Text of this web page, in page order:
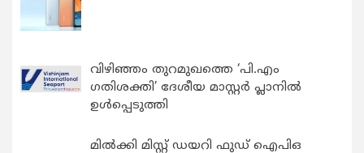
വിഴിഞ്ഞം തുറമുഖത്തെ ‘പി.എം
ഗതിശക്തി’ ദേശീയ മാസ്റ്റർ പ്ലാനിൽ
ഉൾപ്പെടുത്തി
മിൽക്കി മിസ്റ്റ് ഡയറി ഫുഡ് ഐപിഒ